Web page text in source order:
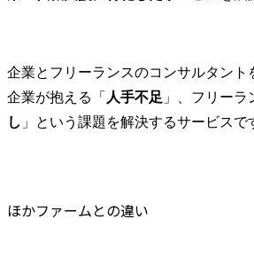
企業とフリーランスのコンサルタント
企業が抱える「 人手不足 」、フリーラ
し 」という課題を解決するサービスで
ほかファームとの違い